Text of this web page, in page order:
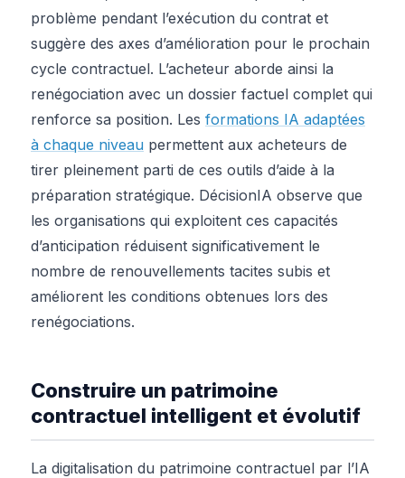
problème pendant l’exécution du contrat et
suggère des axes d’amélioration pour le prochain
cycle contractuel. L’acheteur aborde ainsi la
renégociation avec un dossier factuel complet qui
renforce sa position. Les formations IA adaptées
à chaque niveau permettent aux acheteurs de
tirer pleinement parti de ces outils d’aide à la
préparation stratégique. DécisionIA observe que
les organisations qui exploitent ces capacités
d’anticipation réduisent significativement le
nombre de renouvellements tacites subis et
améliorent les conditions obtenues lors des
renégociations.
Construire un patrimoine
contractuel intelligent et évolutif
La digitalisation du patrimoine contractuel par l’IA